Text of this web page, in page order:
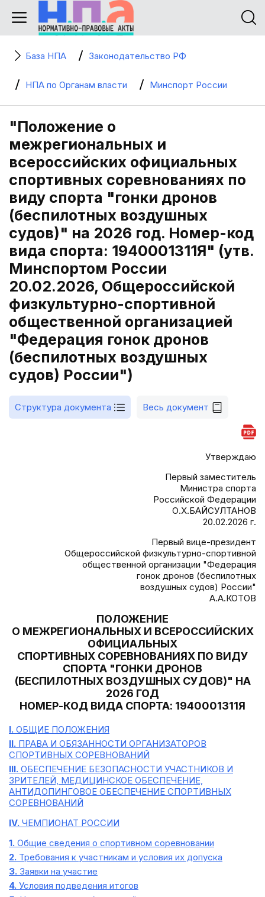
База НПА Законодательство РФ
НПА по Органам власти Минспорт России
"Положение о
межрегиональных и
всероссийских официальных
спортивных соревнованиях по
виду спорта "гонки дронов
(беспилотных воздушных
судов)" на 2026 год. Номер-код
вида спорта: 1940001311Я" (утв.
Минспортом России
20.02.2026, Общероссийской
физкультурно-спортивной
общественной организацией
"Федерация гонок дронов
(беспилотных воздушных
судов) России")
Структура документа Весь документ
Утверждаю
Первый заместитель
Министра спорта
Российской Федерации
О.Х.БАЙСУЛТАНОВ
20.02.2026 г.
Первый вице-президент
Общероссийской физкультурно-спортивной
общественной организации "Федерация
гонок дронов (беспилотных
воздушных судов) России"
А.А.КОТОВ
ПОЛОЖЕНИЕ
О МЕЖРЕГИОНАЛЬНЫХ И ВСЕРОССИЙСКИХ
ОФИЦИАЛЬНЫХ
СПОРТИВНЫХ СОРЕВНОВАНИЯХ ПО ВИДУ
СПОРТА "ГОНКИ ДРОНОВ
(БЕСПИЛОТНЫХ ВОЗДУШНЫХ СУДОВ)" НА
2026 ГОД
НОМЕР-КОД ВИДА СПОРТА: 1940001311Я
I. ОБЩИЕ ПОЛОЖЕНИЯ
II. ПРАВА И ОБЯЗАННОСТИ ОРГАНИЗАТОРОВ
СПОРТИВНЫХ СОРЕВНОВАНИЙ
III. ОБЕСПЕЧЕНИЕ БЕЗОПАСНОСТИ УЧАСТНИКОВ И
ЗРИТЕЛЕЙ, МЕДИЦИНСКОЕ ОБЕСПЕЧЕНИЕ,
АНТИДОПИНГОВОЕ ОБЕСПЕЧЕНИЕ СПОРТИВНЫХ
СОРЕВНОВАНИЙ
IV. ЧЕМПИОНАТ РОССИИ
1. Общие сведения о спортивном соревновании
2. Требования к участникам и условия их допуска
3. Заявки на участие
4. Условия подведения итогов